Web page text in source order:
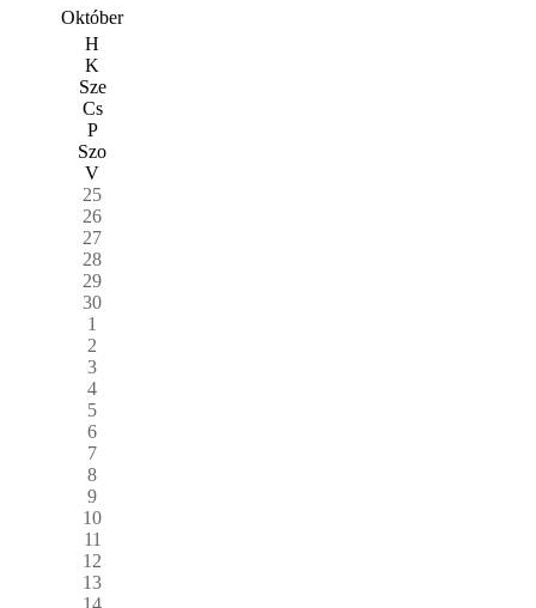
Október
H
K
Sze
Cs
P
Szo
V
25
26
27
28
29
30
1
2
3
4
5
6
7
8
9
10
11
12
13
14